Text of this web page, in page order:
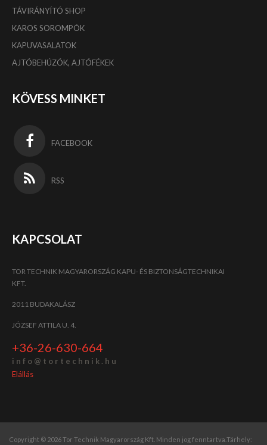
TÁVIRÁNYÍTÓ SHOP
KAROS SOROMPÓK
KAPUVASALATOK
AJTÓBEHÚZÓK, AJTÓFÉKEK
KÖVESS MINKET
FACEBOOK
RSS
KAPCSOLAT
TOR TECHNIK MAGYARORSZÁG KAPU- ÉS BIZTONSÁGTECHNIKAI
KFT.
2011 BUDAKALÁSZ
JÓZSEF ATTILA U. 4.
+36-26-630-664
i n f o @ t o r t e c h n i k . h u
Elállás
Copyright © 2026 Tor Technik Magyarország Kft. Minden jog fenntartva. Tárhely: